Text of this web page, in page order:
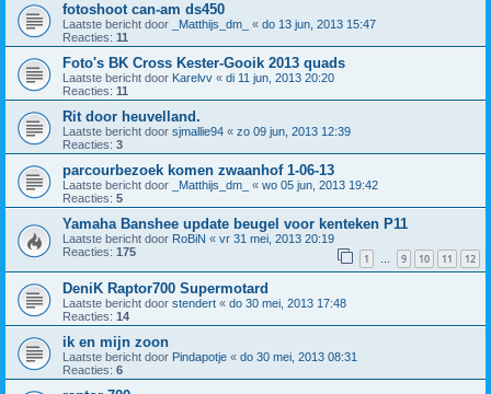
fotoshoot can-am ds450
Laatste bericht door _Matthijs_dm_ « do 13 jun, 2013 15:47
Reacties: 11
Foto's BK Cross Kester-Gooik 2013 quads
Laatste bericht door Karelvv « di 11 jun, 2013 20:20
Reacties: 11
Rit door heuvelland.
Laatste bericht door sjmallie94 « zo 09 jun, 2013 12:39
Reacties: 3
parcourbezoek komen zwaanhof 1-06-13
Laatste bericht door _Matthijs_dm_ « wo 05 jun, 2013 19:42
Reacties: 5
Yamaha Banshee update beugel voor kenteken P11
Laatste bericht door RoBiN « vr 31 mei, 2013 20:19
Reacties: 175 1 … 9 10 11 12
DeniK Raptor700 Supermotard
Laatste bericht door stendert « do 30 mei, 2013 17:48
Reacties: 14
ik en mijn zoon
Laatste bericht door Pindapotje « do 30 mei, 2013 08:31
Reacties: 6